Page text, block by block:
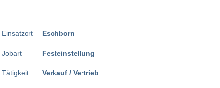
Einsatzort
Jobart
Tätigkeit
Eschborn
Festeinstellung
Verkauf / Vertrieb